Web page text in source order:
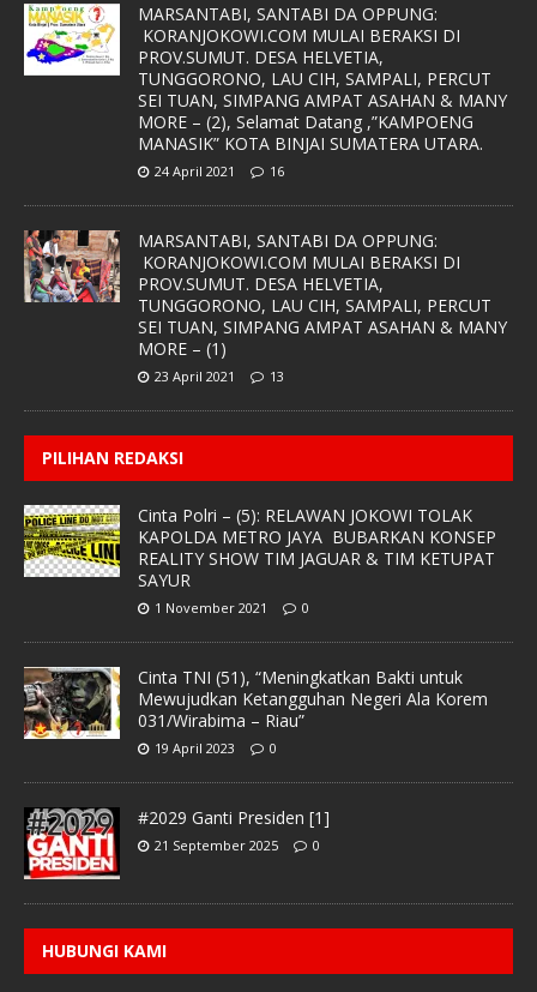
MARSANTABI, SANTABI DA OPPUNG:
KORANJOKOWI.COM MULAI BERAKSI DI
PROV.SUMUT. DESA HELVETIA,
TUNGGORONO, LAU CIH, SAMPALI, PERCUT
SEI TUAN, SIMPANG AMPAT ASAHAN & MANY
MORE – (2), Selamat Datang ,”KAMPOENG
MANASIK” KOTA BINJAI SUMATERA UTARA.
24 April 2021 16
MARSANTABI, SANTABI DA OPPUNG:
KORANJOKOWI.COM MULAI BERAKSI DI
PROV.SUMUT. DESA HELVETIA,
TUNGGORONO, LAU CIH, SAMPALI, PERCUT
SEI TUAN, SIMPANG AMPAT ASAHAN & MANY
MORE – (1)
23 April 2021 13
PILIHAN REDAKSI
Cinta Polri – (5): RELAWAN JOKOWI TOLAK
KAPOLDA METRO JAYA BUBARKAN KONSEP
REALITY SHOW TIM JAGUAR & TIM KETUPAT
SAYUR
1 November 2021 0
Cinta TNI (51), “Meningkatkan Bakti untuk
Mewujudkan Ketangguhan Negeri Ala Korem
031/Wirabima – Riau”
19 April 2023 0
#2029 Ganti Presiden [1]
21 September 2025 0
HUBUNGI KAMI